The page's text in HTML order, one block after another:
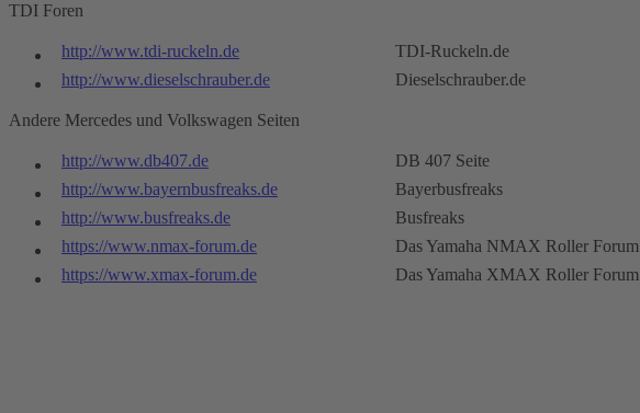
TDI Foren
http://www.tdi-ruckeln.de
TDI-Ruckeln.de
http://www.dieselschrauber.de
Dieselschrauber.de
Andere Mercedes und Volkswagen Seiten
http://www.db407.de
DB 407 Seite
http://www.bayernbusfreaks.de
Bayerbusfreaks
http://www.busfreaks.de
Busfreaks
https://www.nmax-forum.de
Das Yamaha NMAX Roller Forum
https://www.xmax-forum.de
Das Yamaha XMAX Roller Forum